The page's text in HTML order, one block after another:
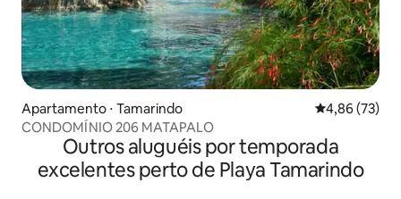
Apartamento ⋅ Tamarindo 4,86 de uma
4,86 (73)
CONDOMÍNIO 206 MATAPALO
Outros aluguéis por temporada
excelentes perto de Playa Tamarindo